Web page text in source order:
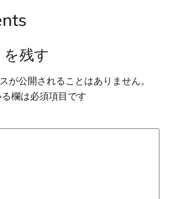
残す
が公開されることはありません。
欄は必須項目です